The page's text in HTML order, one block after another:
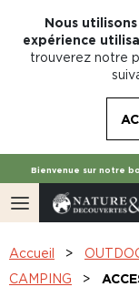
Nous
expérience
trouverez notre
Bienvenue sur notre
Accueil
CAMPING